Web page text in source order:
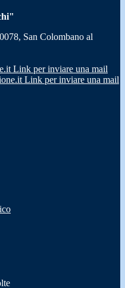
San Colombano al
Link per inviare una mail
Link per inviare una mail